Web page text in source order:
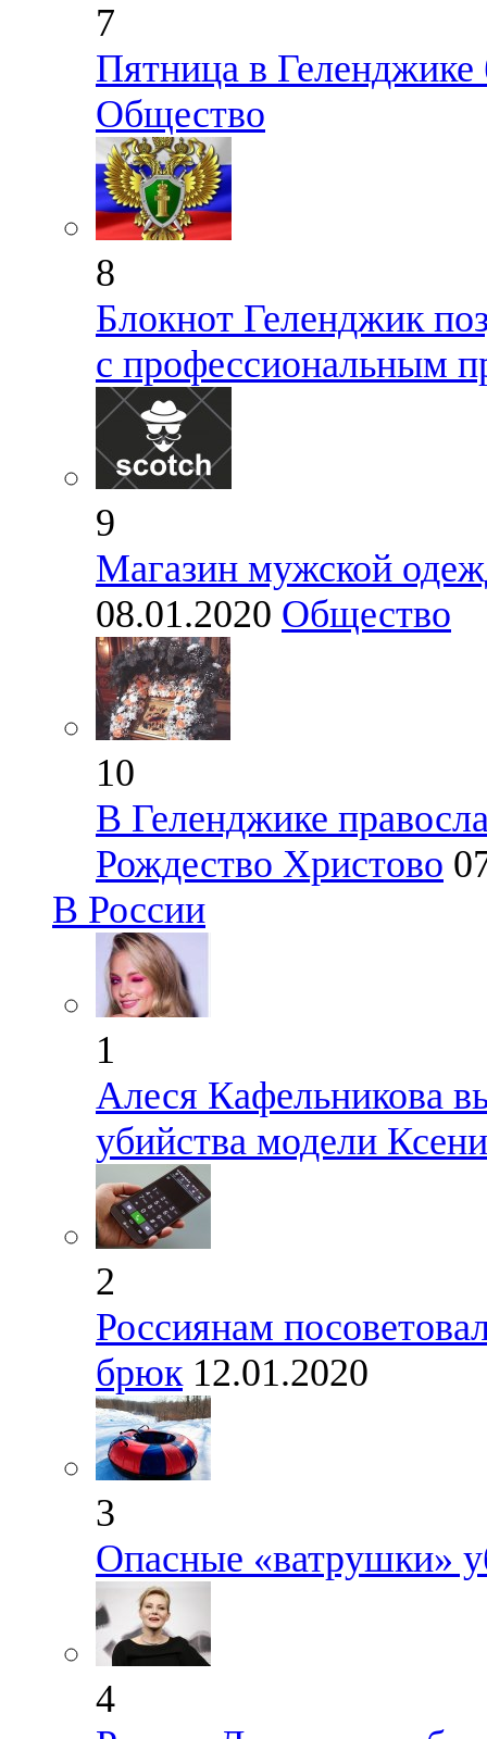
7
Пятница в Геленджике
Общество
8
Блокнот Геленджик
с профессиональным
9
Магазин мужской
08.01.2020 Общество
10
В Геленджике
Рождество Христово
В России
1
Алеся Кафельникова
убийства модели
2
Россиянам
брюк 12.01.2020
3
Опасные «ватрушки»
4